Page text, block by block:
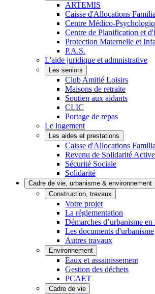
ARTEMIS
Caisse d'Allocations
Centre Médico-
Centre de Planification et
Protection Maternelle et
P.A.S.
L'aide juridique et admnistrative
Les seniors
Club Amitié Loisirs
Maisons de retraite
Soutien aux aidants
CLIC
Portage de repas
Le logement
Les aides et prestations
Caisse d'Allocations
Revenu de Solidarité Active
Sécurité Sociale
Solidarité
Cadre de vie, urbanisme & environnement
Construction, travaux
Votre projet
La réglementation
Démarches d’urbanisme
Les documents d'urbanisme
Autres travaux
Environnement
Eaux et assainissement
Gestion des déchets
PCAET
Cadre de vie